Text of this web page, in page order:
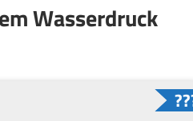
Wasserdruck